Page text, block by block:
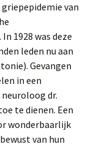
van
1928 was deze
leden nu aan
Gevangen
in een
dr.
te dienen. Een
wonderbaarlijk
van hun